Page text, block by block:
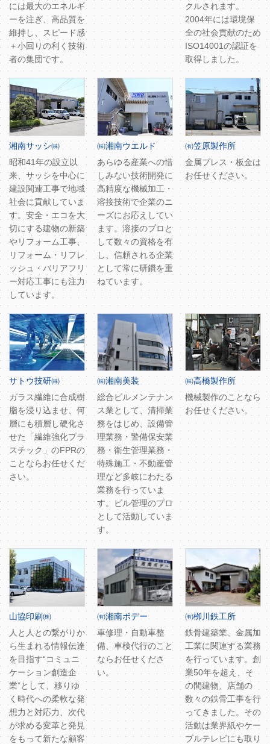
には最大のエネルギ
ーを注ぎ、高品質を
維持し、スピード感
＋小回りの利く技術
者の集団です。
クルされます。
2004年には環境保
全の社会貢献のため
ISO14001の認証を
取得しました。
湘南サッシ㈱
昭和41年の設立以
来、サッシを中心に
建設関連工事で地域
社会に貢献していま
す。安全・エコを大
切にする建物の新築
やリフォーム工事、
リフォーム・リフレ
ッシュ・バリアフリ
ー対応工事にも注力
しています。
㈱湘南ウエルド
あらゆる産業への惜
しみない技術開発に
高精度な機械加工・
溶接技術で企業のニ
ーズにお応えしてい
ます。溶接のプロと
して数々の資格を有
し、信頼される企業
として常に研鑽を重
ねています。
㈲笠原製作所
金属プレス・板金は
お任せください。
サトウ技研㈱
ガラス繊維に合成樹
脂を浸り込ませ、何
層にも積層し硬化さ
せた「繊維強化プラ
スチック」のFPRの
ことならお任せくだ
さい。
㈱湘南美装
総合ビルメンテナン
ス業として、清掃業
務をはじめ、設備管
理業務・警備保安業
務・衛生管理業務・
特殊施工・不動産管
理など多岐にわたる
業務を行っていま
す。ビル管理のプロ
として活動していま
す。
㈱高橋製作所
機械製作のことなら
お任せください。
山協印刷㈱
人と人との繋がりか
ら生まれる情報伝達
を目指す“コミュニ
ケーション創造企
業”として、移りゆ
く時代への柔軟な発
想力と対応力、次代
が求める変革と発見
をもって新たな顧客
㈲湘南ボデー
車修理・自動車整
備、車検代行のこと
ならお任せくださ
い。
㈲栁川鉄工所
鉄骨建築業、金属加
工業に関連する業務
を行っています。創
業50年を超え、そ
の間建物、店舗の
数々の鉄骨工事を行
ってきました。その
活動は業界紙やケー
ブルテレビにも取り